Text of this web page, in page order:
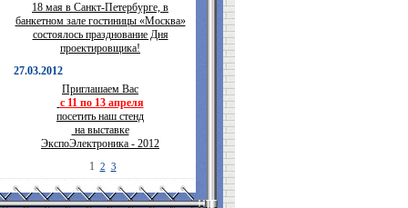
18 мая в Санкт-Петербурге, в
банкетном зале гостиницы «Москва»
состоялось празднование Дня
проектировщика!
27.03.2012
Приглашаем Вас
с 11 по 13 апреля
посетить наш стенд
на выставке
ЭкспоЭлектроника - 2012
1 2 3